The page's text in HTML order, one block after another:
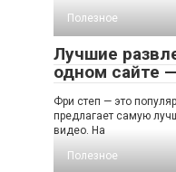
Полезное
Лучшие
одном сайте
Фри степ — это
предлагает самую
видео. На
Полезное